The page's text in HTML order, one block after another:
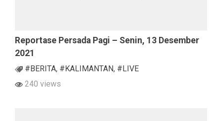
Reportase Persada Pagi – Senin, 13 Desember
2021
#BERITA, #KALIMANTAN, #LIVE
240 views